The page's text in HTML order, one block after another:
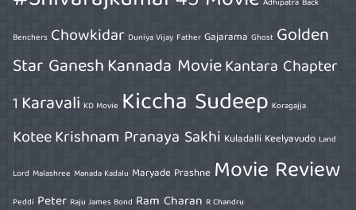
Adhipatra Back
Benchers Chowkidar Duniya Vijay Father Gajarama Ghost Golden
Star GaneshKannada MovieKantara Chapter
1 Karavali KD Movie Kiccha Sudeep Koragajja
KoteeKrishnam Pranaya Sakhi Kuladalli Keelyavudo Land
Lord Malashree Manada Kadalu Maryade Prashne Movie Review
Peddi Peter Raju James Bond Ram Charan R Chandru